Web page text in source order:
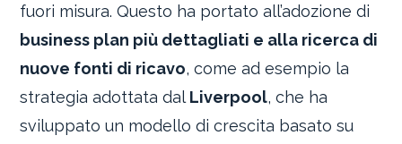
fuori misura. Questo ha portato all’adozione di
business plan più dettagliati e alla ricerca di
nuove fonti di ricavo, come ad esempio la
strategia adottata dal Liverpool, che ha
sviluppato un modello di crescita basato su